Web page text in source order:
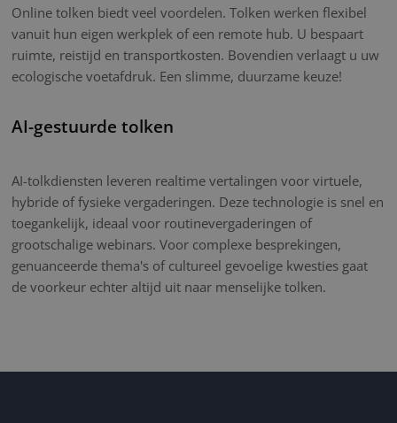
Online tolken biedt veel voordelen. Tolken werken flexibel
vanuit hun eigen werkplek of een remote hub. U bespaart
ruimte, reistijd en transportkosten. Bovendien verlaagt u uw
ecologische voetafdruk. Een slimme, duurzame keuze!
AI-gestuurde tolken
AI-tolkdiensten leveren realtime vertalingen voor virtuele,
hybride of fysieke vergaderingen. Deze technologie is snel en
toegankelijk, ideaal voor routinevergaderingen of
grootschalige webinars. Voor complexe besprekingen,
genuanceerde thema's of cultureel gevoelige kwesties gaat
de voorkeur echter altijd uit naar menselijke tolken.